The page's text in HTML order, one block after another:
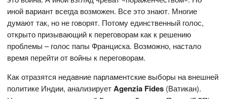
иной вариант всегда возможен. Все это знают. Многие
думают так, но не говорят. Потому единственный голос,
открыто призывающий к переговорам как к решению
проблемы – голос папы Франциска. Возможно, настало
время перейти от войны к переговорам.
Как отразятся недавние парламентские выборы на внешней
политике Индии, анализируетAgenzia Fides (Ватикан).